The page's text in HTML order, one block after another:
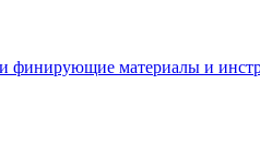
финирующие материалы и